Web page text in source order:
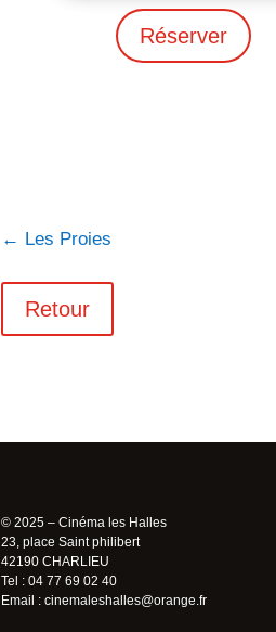
Réserver
← Les Proies
Retour
© 2025 – Cinéma les Halles
23, place Saint philibert
42190 CHARLIEU
Tel : 04 77 69 02 40
Email :cinemaleshalles@orange.fr